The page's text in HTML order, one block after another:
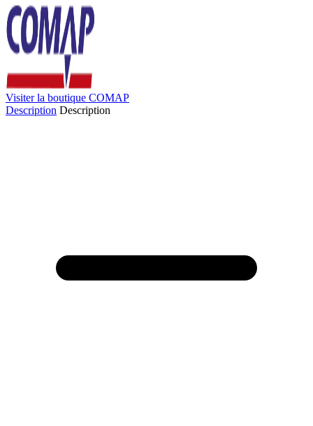
Visiter la boutique COMAP
Description Description